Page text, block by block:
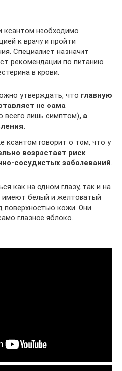
ксантом необходимо
к врачу и пройти
Специалист назначит
рекомендации по питанию
в крови.
утверждать, что главную
не сама
всего лишь симптом), а
ксантом говорит о том, что у
возрастает риск
сосудистых заболеваний
как на одном глазу, так и на
имеют белый и желтоватый
поверхностью кожи. Они
глазное яблоко.